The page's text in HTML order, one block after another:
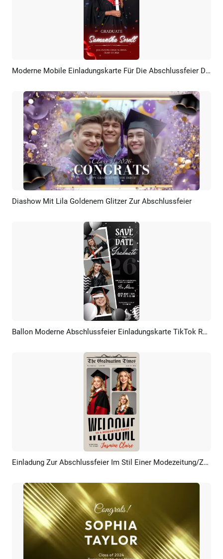
Vorschau KI Erstellen Moderne Mobile Einladungskarte Für Die Abschlussfeier Des Jahrgangs 2026 – Social Media Reel
Vorschau KI Erstellen
Diashow Mit Lila Goldenem Glitzer Zur Abschlussfeier
Vorschau KI Erstellen Ballon Moderne Abschlussfeier Einladungskarte TikTok Reel
Vorschau KI Erstellen Einladung Zur Abschlussfeier Im Stil Einer Modezeitung/Zeitschrift – Social Media Reel